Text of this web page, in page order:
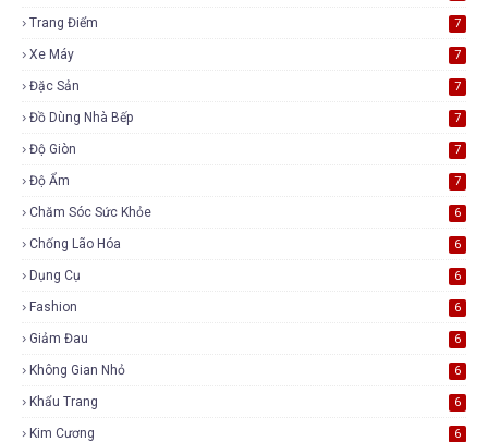
Trang Điểm 7
Xe Máy 7
Đặc Sản 7
Đồ Dùng Nhà Bếp 7
Độ Giòn 7
Độ Ẩm 7
Chăm Sóc Sức Khỏe 6
Chống Lão Hóa 6
Dụng Cụ 6
Fashion 6
Giảm Đau 6
Không Gian Nhỏ 6
Khẩu Trang 6
Kim Cương 6